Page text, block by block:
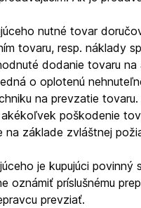
nutné tovar
tovaru, resp. náklady
dodanie tovaru
o oplotenú
na prevzatie
poškodenie
základe zvláštnej
je kupujúci
príslušnému
prevziať.